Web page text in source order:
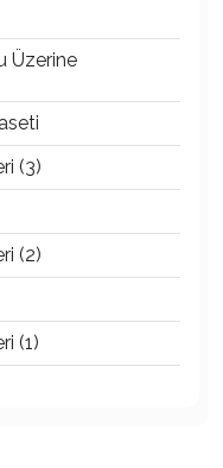
Üzerine
(3)
(2)
(1)